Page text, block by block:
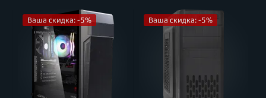
Ваша скидка: -5% Ваша скидка: -5%